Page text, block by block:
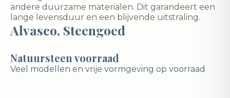
andere duurzame materialen. Dit garandeert een
lange levensduur en een blijvende uitstraling.
Alvasco, Steengoed
Natuursteen voorraad
Veel modellen en vrije vormgeving op voorraad